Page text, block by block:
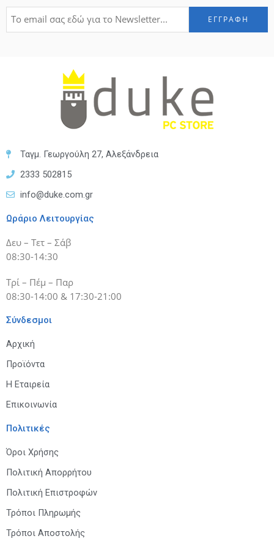
Ταγμ. Γεωργούλη 27, Αλεξάνδρεια
2333 502815
info@duke.com.gr
Ωράριο Λειτουργίας
Δευ – Τετ – Σάβ
08:30-14:30
Τρί – Πέμ – Παρ
08:30-14:00 & 17:30-21:00
Σύνδεσμοι
Αρχική
Προϊόντα
Η Εταιρεία
Επικοινωνία
Πολιτικές
Όροι Χρήσης
Πολιτική Απορρήτου
Πολιτική Επιστροφών
Τρόποι Πληρωμής
Τρόποι Αποστολής